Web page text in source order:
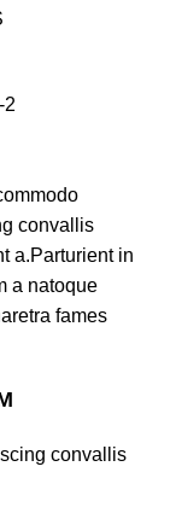
convallis
a.Parturient in
a natoque
fames
convallis